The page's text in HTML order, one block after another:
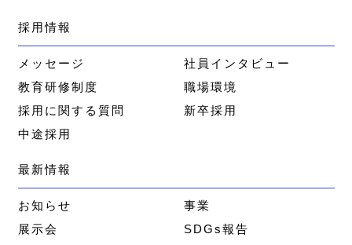
採用情報
メッセージ
社員インタビュー
教育研修制度
職場環境
採用に関する質問
新卒採用
中途採用
最新情報
お知らせ
事業
展示会
SDGs報告